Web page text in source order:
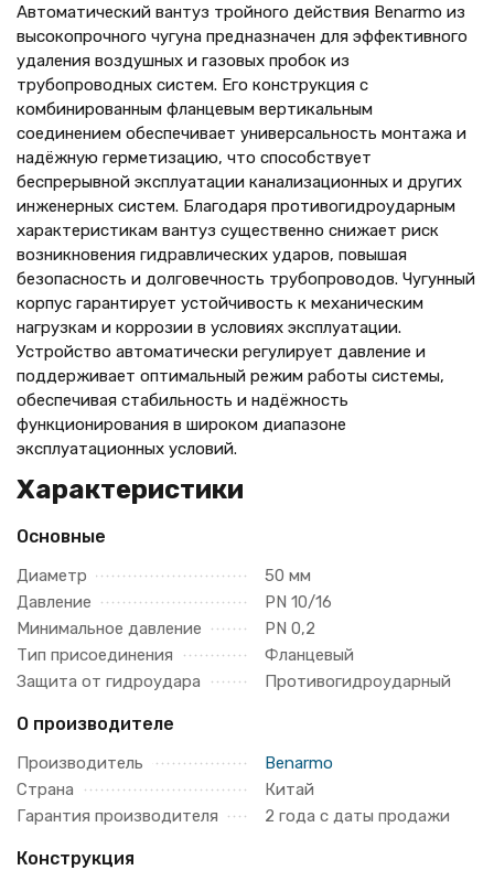
Автоматический вантуз тройного действия Benarmo из
высокопрочного чугуна предназначен для эффективного
удаления воздушных и газовых пробок из
трубопроводных систем. Его конструкция с
комбинированным фланцевым вертикальным
соединением обеспечивает универсальность монтажа и
надёжную герметизацию, что способствует
беспрерывной эксплуатации канализационных и других
инженерных систем. Благодаря противогидроударным
характеристикам вантуз существенно снижает риск
возникновения гидравлических ударов, повышая
безопасность и долговечность трубопроводов. Чугунный
корпус гарантирует устойчивость к механическим
нагрузкам и коррозии в условиях эксплуатации.
Устройство автоматически регулирует давление и
поддерживает оптимальный режим работы системы,
обеспечивая стабильность и надёжность
функционирования в широком диапазоне
эксплуатационных условий.
Характеристики
Основные
Диаметр
50 мм
Давление
PN 10/16
Минимальное давление
PN 0,2
Тип присоединения
Фланцевый
Защита от гидроудара
Противогидроударный
О производителе
Производитель
Benarmo
Страна
Китай
Гарантия производителя
2 года с даты продажи
Конструкция